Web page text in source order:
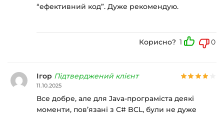
“ефективний код”. Дуже рекомендую.
Корисно? 1 0
Ігор Підтверджений клієнт
11.10.2025
Все добре, але для Java-програміста деякі
моменти, пов’язані з C# BCL, були не дуже